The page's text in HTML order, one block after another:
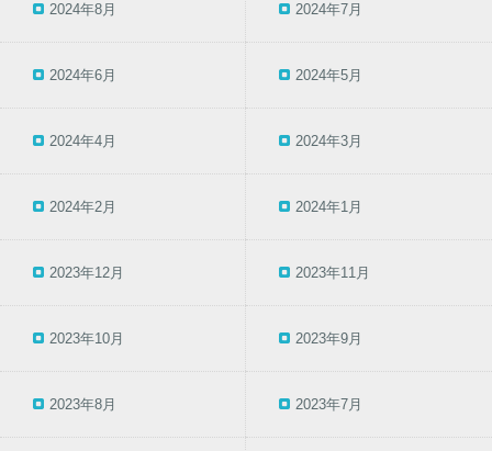
2024年8月 2024年7月
2024年6月 2024年5月
2024年4月 2024年3月
2024年2月 2024年1月
2023年12月 2023年11月
2023年10月 2023年9月
2023年8月 2023年7月